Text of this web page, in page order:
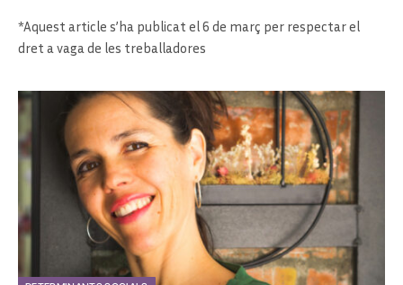
*Aquest article s’ha publicat el 6 de març per respectar el
dret a vaga de les treballadores